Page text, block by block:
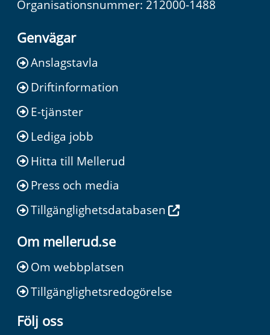
Organisationsnummer: 212000-1488
Genvägar
Anslagstavla
Driftinformation
E-tjänster
Lediga jobb
Hitta till Mellerud
Press och media
Tillgänglighetsdatabasen
Om mellerud.se
Om webbplatsen
Tillgänglighetsredogörelse
Följ oss